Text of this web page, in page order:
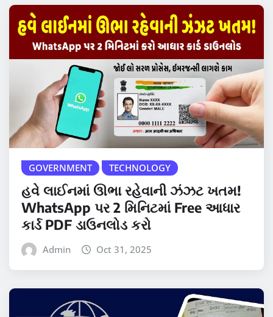
GOVERNMENT TECHNOLOGY
હવે લાઈનમાં ઊભા રહેવાની ઝંઝટ ખતમ!
WhatsApp પર 2 મિનિટમાં Free આધાર
કાર્ડ PDF ડાઉનલોડ કરો
Admin Oct 31, 2025